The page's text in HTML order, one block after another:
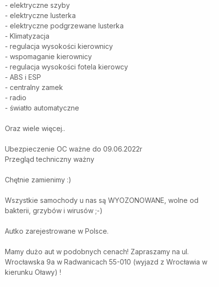
- elektryczne szyby
- elektryczne lusterka
- elektryczne podgrzewane lusterka
- Klimatyzacja
- regulacja wysokości kierownicy
- wspomaganie kierownicy
- regulacja wysokości fotela kierowcy
- ABS i ESP
- centralny zamek
- radio
- światło automatyczne
Oraz wiele więcej..
Ubezpieczenie OC ważne do 09.06.2022r
Przegląd techniczny ważny
Chętnie zamienimy :)
Wszystkie samochody u nas są WYOZONOWANE, wolne od
bakterii, grzybów i wirusów ;-)
Autko zarejestrowane w Polsce.
Mamy dużo aut w podobnych cenach! Zapraszamy na ul.
Wrocławska 9a w Radwanicach 55-010 (wyjazd z Wrocławia w
kierunku Oławy) !